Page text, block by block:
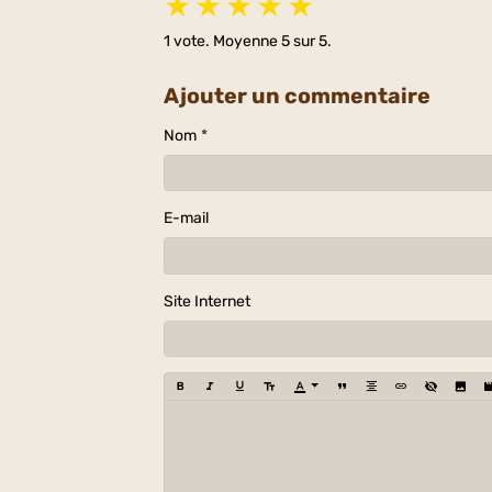
1 vote. Moyenne5sur 5.
Ajouter un commentaire
Nom
E-mail
Site Internet